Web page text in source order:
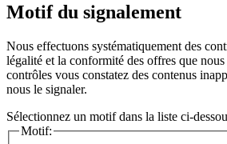
Motif du signalement
Nous effectuons systématiquement des
légalité et la conformité des offres que
contrôles vous constatez des contenus
nous le signaler.
Sélectionnez un motif dans la liste ci-
Motif: